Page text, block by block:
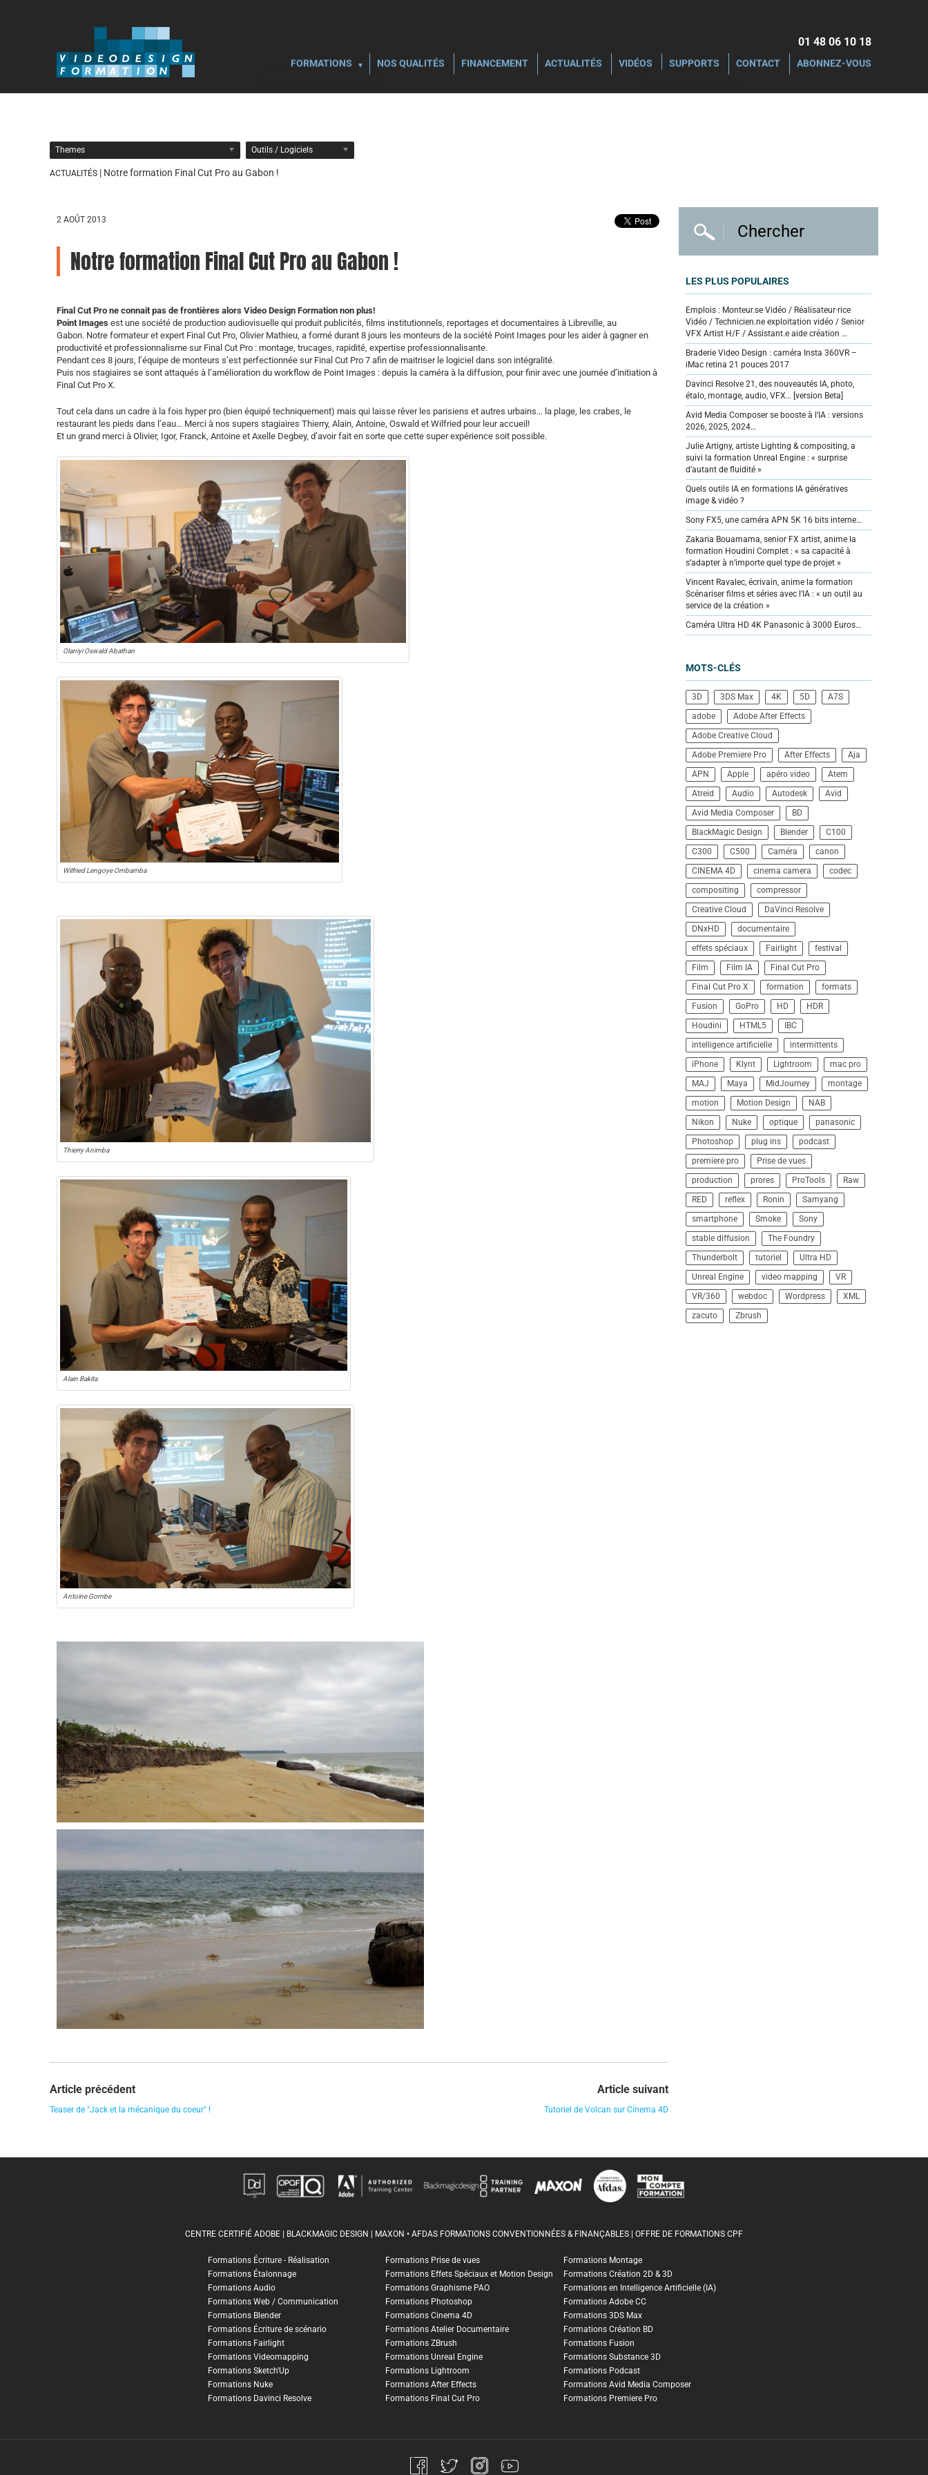
01 48 06 10 18‬
FORMATIONS NOS QUALITÉS FINANCEMENT ACTUALITÉS VIDÉOS SUPPORTS CONTACT ABONNEZ-VOUS
Themes Outils / Logiciels
ACTUALITÉS | Notre formation Final Cut Pro au Gabon !
2 AOÛT 2013
Notre formation Final Cut Pro au Gabon !
Final Cut Pro ne connait pas de frontières alors Video Design Formation non plus!
Point Images est une société de production audiovisuelle qui produit publicités, films institutionnels, reportages et documentaires à Libreville, au
Gabon. Notre formateur et expert Final Cut Pro, Olivier Mathieu, a formé durant 8 jours les monteurs de la société Point Images pour les aider à gagner en
productivité et professionnalisme sur Final Cut Pro : montage, trucages, rapidité, expertise professionnalisante.
Pendant ces 8 jours, l’équipe de monteurs s’est perfectionnée sur Final Cut Pro 7 afin de maitriser le logiciel dans son intégralité.
Puis nos stagiaires se sont attaqués à l’amélioration du workflow de Point Images : depuis la caméra à la diffusion, pour finir avec une journée d’initiation à
Final Cut Pro X.
Tout cela dans un cadre à la fois hyper pro (bien équipé techniquement) mais qui laisse rêver les parisiens et autres urbains… la plage, les crabes, le
restaurant les pieds dans l’eau… Merci à nos supers stagiaires Thierry, Alain, Antoine, Oswald et Wilfried pour leur accueil!
Et un grand merci à Olivier, Igor, Franck, Antoine et Axelle Degbey, d’avoir fait en sorte que cette super expérience soit possible.
Olaniyi Oswald Abathan
Wilfried Lengoye Ombamba
Thierry Animba
Alain Bakita
Antoine Gombe
Article précédent
Teaser de "Jack et la mécanique du coeur" !
Article suivant
Tutoriel de Volcan sur Cinema 4D
LES PLUS POPULAIRES
Emplois : Monteur.se Vidéo / Réalisateur·rice
Vidéo / Technicien.ne exploitation vidéo / Senior
VFX Artist H/F / Assistant.e aide création …
Braderie Video Design : caméra Insta 360VR –
iMac retina 21 pouces 2017
Davinci Resolve 21, des nouveautés IA, photo,
étalo, montage, audio, VFX… [version Beta]
Avid Media Composer se booste à l’IA : versions
2026, 2025, 2024…
Julie Artigny, artiste Lighting & compositing, a
suivi la formation Unreal Engine : « surprise
d’autant de fluidité »
Quels outils IA en formations IA génératives
image & vidéo ?
Sony FX5, une caméra APN 5K 16 bits interne…
Zakaria Bouamama, senior FX artist, anime la
formation Houdini Complet : « sa capacité à
s’adapter à n’importe quel type de projet »
Vincent Ravalec, écrivain, anime la formation
Scénariser films et séries avec l’IA : « un outil au
service de la création »
Caméra Ultra HD 4K Panasonic à 3000 Euros…
MOTS-CLÉS
3D 3DS Max 4K 5D
A7S
adobe
Adobe After Effects
Adobe Creative Cloud
Adobe Premiere Pro
After Effects
Aja
APN
Apple apéro video
Atem
Atreid
Audio Autodesk
Avid
Avid Media Composer
BD
BlackMagic Design
Blender
C100
C300
C500 Caméra
canon
CINEMA 4D
cinema camera
codec
compositing
compressor
Creative Cloud
DaVinci Resolve
DNxHD
documentaire
effets spéciaux
Fairlight
festival
Film
Film IA
Final Cut Pro
Final Cut Pro X
formation
formats
Fusion
GoPro HD
HDR
Houdini
HTML5
IBC
intelligence artificielle
intermittents
iPhone
Klynt Lightroom
mac pro
MAJ
Maya MidJourney
montage
motion
Motion Design
NAB
Nikon
Nuke optique
panasonic
Photoshop
plug ins
podcast
premiere pro
Prise de vues
production
prores ProTools
Raw
RED
reflex Ronin
Samyang
smartphone
Smoke
Sony
stable diffusion
The Foundry
Thunderbolt
tutoriel
Ultra HD
Unreal Engine
video mapping
VR
VR/360
webdoc Wordpress
XML
zacuto
Zbrush
CENTRE CERTIFIÉ ADOBE | BLACKMAGIC DESIGN | MAXON • AFDAS FORMATIONS CONVENTIONNÉES & FINANÇABLES | OFFRE DE FORMATIONS CPF
Formations Écriture - Réalisation Formations Prise de vues
Formations Montage
Formations Étalonnage
Formations Effets Spéciaux et Motion Design
Formations Création 2D & 3D
Formations Audio
Formations Graphisme PAO
Formations en Intelligence Artificielle (IA)
Formations Web / Communication
Formations Photoshop
Formations Adobe CC
Formations Blender
Formations Cinema 4D
Formations 3DS Max
Formations Écriture de scénario
Formations Atelier Documentaire
Formations Création BD
Formations Fairlight
Formations ZBrush
Formations Fusion
Formations Videomapping
Formations Unreal Engine
Formations Substance 3D
Formations Sketch'Up
Formations Lightroom
Formations Podcast
Formations Nuke
Formations After Effects
Formations Avid Media Composer
Formations Davinci Resolve
Formations Final Cut Pro Formations Premiere Pro